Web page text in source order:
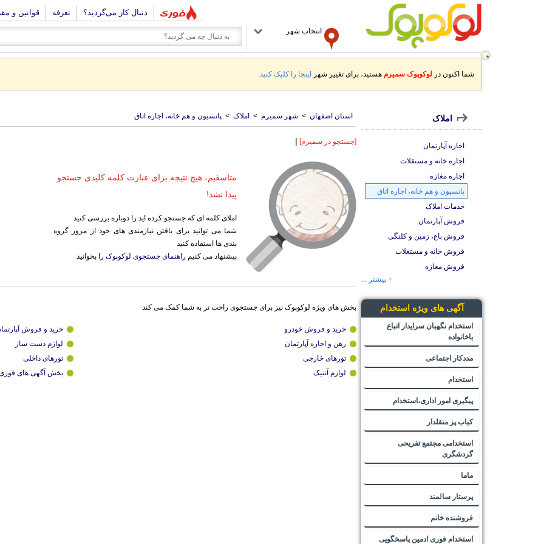
دنبال کار می‌گردید؟ تعرفه قوانین و
انتخاب شهر
شما اکنون در لوکوپوک سمیرم هستید، برای تغییر شهر اینجا را کلیک کنید.
استان اصفهان > شهر سمیرم > املاک > پانسیون و هم خانه، اجاره اتاق
[جستجو در سمیرم] |
متاسفیم، هیچ نتیجه برای عبارت کلمه کلیدی جستجو
پیدا نشد!
املای کلمه ای که جستجو کرده اید را دوباره بررسی کنید
شما می توانید برای یافتن نیازمندی های خود از مرور گروه
بندی ها استفاده کنید
پیشنهاد می کنیم راهنمای جستجوی لوکوپوک را بخوانید
بخش های ویژه لوکوپوک نیز برای جستجوی راحت تر به شما کمک می کند
خرید و فروش خودرو
خرید و فروش
رهن و اجاره آپارتمان
لوازم دست ساز
تورهای خارجی
تورهای داخلی
لوازم آنتیک
بخش آگهی های
املاک
اجاره آپارتمان
اجاره خانه و مستقلات
اجاره مغازه
پانسیون و هم خانه، اجاره اتاق
خدمات املاک
فروش آپارتمان
فروش باغ، زمین و کلنگی
فروش خانه و مستغلات
فروش مغازه
+ بیشتر ...
آگهی های ویژه استخدام
استخدام نگهبان سرایدار اتباع
باخانواده
مددکار اجتماعی
استخدام
پیگیری امور اداری،استخدام
کباب پز منقلدار
استخدامی مجتمع تفریحی
گردشگری
ماما
پرستار سالمند
فروشنده خانم
استخدام فوری ادمین پاسخگویی